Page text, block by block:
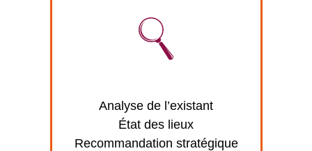
Analyse de l’existant
État des lieux
Recommandation stratégique